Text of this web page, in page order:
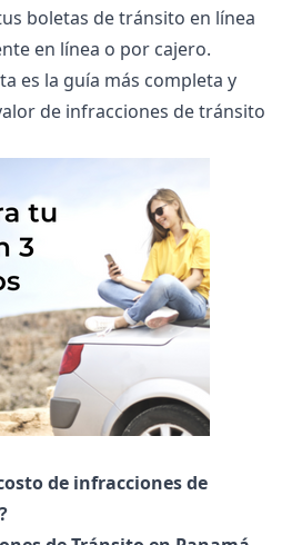
boletas de tránsito en línea
en línea o por cajero.
es la guía más completa y
de infracciones de tránsito
de infracciones de